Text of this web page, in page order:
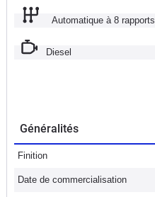
Automatique à 8 rapports
Diesel
Généralités
Finition
Date de commercialisation